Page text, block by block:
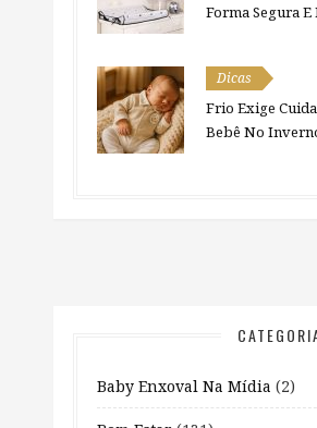
Forma Segura E
Dicas
Frio Exige
Bebê No
Baby Enxoval Na Mídia (2)